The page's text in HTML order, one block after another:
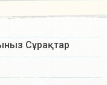
Сұрақтар​